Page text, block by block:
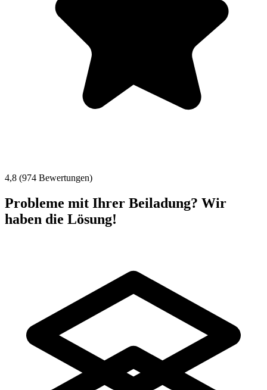
4,8 (974 Bewertungen)
Probleme mit Ihrer Beiladung? Wir
haben die Lösung!